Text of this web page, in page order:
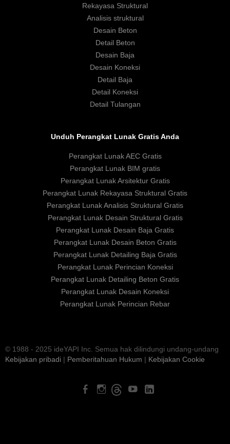
Rekayasa Struktural
Analisis struktural
Desain Beton
Detail Beton
Desain Baja
Desain Koneksi
Detail Baja
Detail Koneksi
Detail Tulangan
Unduh Perangkat Lunak Gratis Anda
Perangkat Lunak AEC Gratis
Perangkat Lunak BIM gratis
Perangkat Lunak Arsitektur Gratis
Perangkat Lunak Rekayasa Struktural Gratis
Perangkat Lunak Analisis Struktural Gratis
Perangkat Lunak Desain Struktural Gratis
Perangkat Lunak Desain Baja Gratis
Perangkat Lunak Desain Beton Gratis
Perangkat Lunak Detailing Baja Gratis
Perangkat Lunak Perincian Koneksi
Perangkat Lunak Detailing Beton Gratis
Perangkat Lunak Desain Koneksi
Perangkat Lunak Perincian Rebar
© 1988 - 2025 ideYAPI Inc. Semua hak dilindungi undang-undang
Kebijakan pribadi | Pemberitahuan Hukum | Kebijakan Cookie